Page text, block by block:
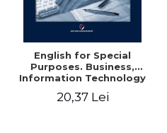
English for Special
Purposes. Business,
Information Technology
- Adriana-Elena Stoican
20,37 Lei